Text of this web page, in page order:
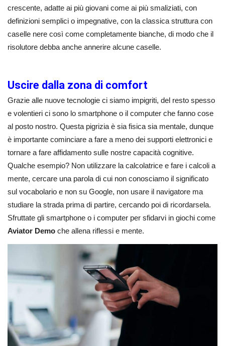
crescente, adatte ai più giovani come ai più smaliziati, con
definizioni semplici o impegnative, con la classica struttura con
caselle nere così come completamente bianche, di modo che il
risolutore debba anche annerire alcune caselle.
Uscire dalla zona di comfort
Grazie alle nuove tecnologie ci siamo impigriti, del resto spesso
e volentieri ci sono lo smartphone o il computer che fanno cose
al posto nostro. Questa pigrizia è sia fisica sia mentale, dunque
è importante cominciare a fare a meno dei supporti elettronici e
tornare a fare affidamento sulle nostre capacità cognitive.
Qualche esempio? Non utilizzare la calcolatrice e fare i calcoli a
mente, cercare una parola di cui non conosciamo il significato
sul vocabolario e non su Google, non usare il navigatore ma
studiare la strada prima di partire, cercando poi di ricordarsela.
Sfruttate gli smartphone o i computer per sfidarvi in giochi come
Aviator Demo che allena riflessi e mente.